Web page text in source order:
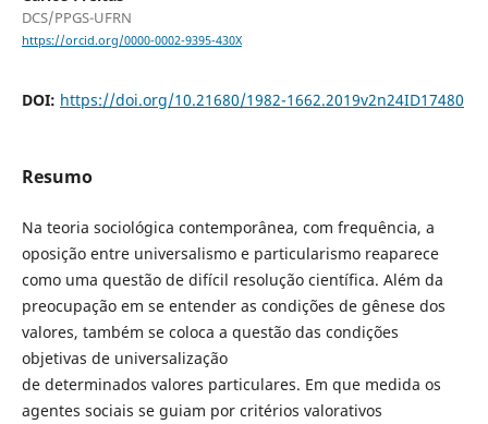
DCS/PPGS-UFRN
https://orcid.org/0000-0002-9395-430X
DOI: https://doi.org/10.21680/1982-1662.2019v2n24ID17480
Resumo
Na teoria sociológica contemporânea, com frequência, a
oposição entre universalismo e particularismo reaparece
como uma questão de difícil resolução científica. Além da
preocupação em se entender as condições de gênese dos
valores, também se coloca a questão das condições
objetivas de universalização
de determinados valores particulares. Em que medida os
agentes sociais se guiam por critérios valorativos